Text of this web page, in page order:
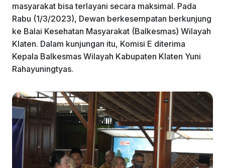
masyarakat bisa terlayani secara maksimal. Pada
Rabu (1/3/2023), Dewan berkesempatan berkunjung
ke Balai Kesehatan Masyarakat (Balkesmas) Wilayah
Klaten. Dalam kunjungan itu, Komisi E diterima
Kepala Balkesmas Wilayah Kabupaten Klaten Yuni
Rahayuningtyas.